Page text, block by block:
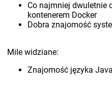
Co najmniej dwuletnie
kontenerem Docker
Dobra znajomość
Mile widziane:
Znajomość języka